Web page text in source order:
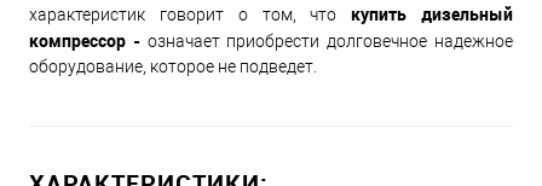
характеристик говорит о том, чтокупить дизельный
компрессор - означает приобрести долговечное надежное
оборудование, которое не подведет.